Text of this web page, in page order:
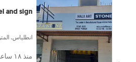
and sign
انطلياس,
منذ ١٨ ساعة